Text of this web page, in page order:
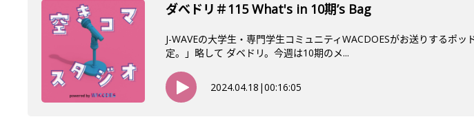
ダべドリ＃115 What's in 10期’s Bag
J-WAVEの大学生・専門学生コミュニティWACDOESがお送りするポ
定。」略して ダベドリ。今週は10期のメ...
2024.04.18 |00:16:05